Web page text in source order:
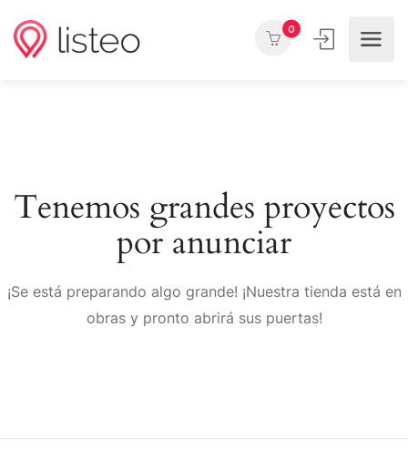
0
Tenemos grandes proyectos
por anunciar
¡Se está preparando algo grande! ¡Nuestra tienda está en
obras y pronto abrirá sus puertas!